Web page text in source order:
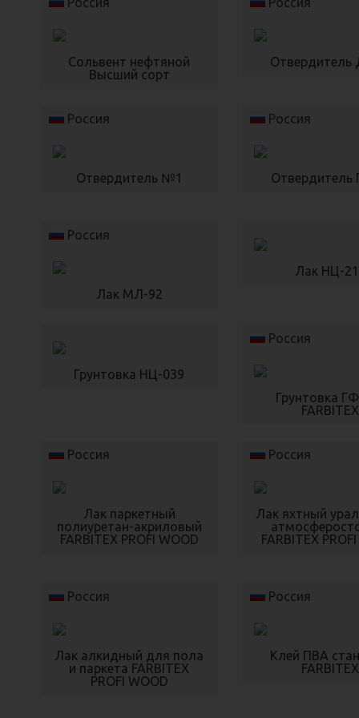
Сольвент нефтяной
Высший сорт
Отвердитель
Россия
Отвердитель №1
Россия
Отвердитель
Россия
Лак МЛ-92
Лак НЦ-
Грунтовка НЦ-039
Россия
Грунтовка
FARBITEX
Россия
Лак паркетный
полиуретан-акриловый
FARBITEX PROFI WOOD
Россия
Лак яхтный
FARBITEX
Россия
Лак алкидный для пола
и паркета FARBITEX
PROFI WOOD
Россия
Клей ПВА
FARBITEX